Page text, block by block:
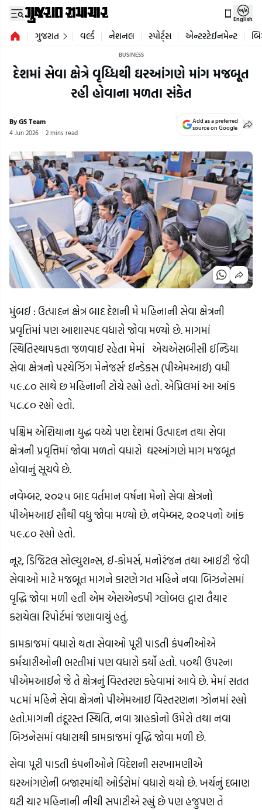
English
ગુજરાત વર્લ્ડ નેશનલ સ્પોર્ટ્સ એન્ટરટેઈનમેન્ટ
BUSINESS
દેશમાં સેવા ક્ષેત્રે વૃધ્ધિથી ઘરઆંગણે માંગ મજબૂત
રહી હોવાના મળતા સંકેત
By GS Team
4 Jun 2026 2 mins read
Add as a preferred
source on Google
મુંબઈ : ઉત્પાદન ક્ષેત્ર બાદ દેશની મે મહિનાની સેવા ક્ષેત્રની
પ્રવૃત્તિમાં પણ આશાસ્પદ વધારો જોવા મળ્યો છે. માગમાં
સ્થિતિસ્થાપકતા જળવાઈ રહેતા મેમાં એચએસબીસી ઈન્ડિયા
સેવા ક્ષેત્રનો પરચેઝિંગ મેનેજર્સ' ઈન્ડેકસ (પીએમઆઈ) વધી
૫૯.૮૦ સાથે છ મહિનાની ટોચે રહ્યો હતો. એપ્રિલમાં આ આંક
૫૮.૮૦ રહ્યો હતો.
પશ્ચિમ એશિયાના યુદ્ધ વચ્ચે પણ દેશમાં ઉત્પાદન તથા સેવા
ક્ષેત્રની પ્રવૃત્તિમાં જોવા મળતો વધારો ઘરઆંગણે માગ મજબૂત
હોવાનું સૂચવે છે.
નવેમ્બર, ૨૦૨૫ બાદ વર્તમાન વર્ષના મેનો સેવા ક્ષેત્રનો
પીએમઆઈ સૌથી વધુ જોવા મળ્યો છે. નવેમ્બર, ૨૦૨૫નો આંક
૫૯.૮૦ રહ્યો હતો.
નૂર, ડિજિટલ સોલ્યુશન્સ, ઈ-કોમર્સ, મનોરંજન તથા આઈટી જેવી
સેવાઓ માટે મજબૂત માગને કારણે ગત મહિને નવા બિઝનેસમાં
વૃદ્ધિ જોવા મળી હતી એમ એસએન્ડપી ગ્લોબલ દ્વારા તૈયાર
કરાયેલા રિપોર્ટમાં જણાવાયું હતું.
કામકાજમાં વધારો થતા સેવાઓ પૂરી પાડતી કંપનીઓએ
કર્મચારીઓની ભરતીમાં પણ વધારો કર્યો હતો. ૫૦થી ઉપરના
પીએમઆઈને જે તે ક્ષેત્રનું વિસ્તરણ કહેવામાં આવે છે. મેમાં સતત
૫૮માં મહિને સેવા ક્ષેત્રનો પીએમઆઈ વિસ્તરણના ઝોનમાં રહ્યો
હતો.માગની તંદૂરસ્ત સ્થિતિ, નવા ગ્રાહકોનો ઉમેરો તથા નવા
બિઝનેસમાં વધારાથી કામકાજમાં વૃદ્ધિ જોવા મળી છે.
સેવા પૂરી પાડતી કંપનીઓને વિદેશની સરખામણીએ
ઘરઆંગણેની બજારમાંથી ઓર્ડરોમાં વધારો થયો છે. ખર્ચનું દબાણ
ઘટી ચાર મહિનાની નીચી સપાટીએ રહ્યું છે પણ હજુપણ તે